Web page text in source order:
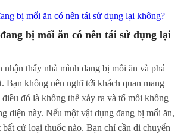
bị mối ăn có nên tái sử dụng lại
nhận thấy nhà mình đang bị mối ăn và phá
Bạn không nên nghĩ tới khách quan mang
đó là không thể xảy ra và tổ mối không
diện này. Nếu một vật dụng đang bị mối ăn,
cứ loại thuốc nào. Bạn chỉ cần di chuyển